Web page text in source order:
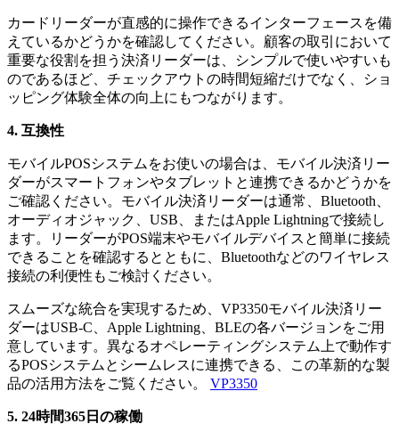
カードリーダーが直感的に操作できるインターフェースを備
えているかどうかを確認してください。顧客の取引において
重要な役割を担う決済リーダーは、シンプルで使いやすいも
のであるほど、チェックアウトの時間短縮だけでなく、ショ
ッピング体験全体の向上にもつながります。
4. 互換性
モバイルPOSシステムをお使いの場合は、モバイル決済リー
ダーがスマートフォンやタブレットと連携できるかどうかを
ご確認ください。モバイル決済リーダーは通常、Bluetooth、
オーディオジャック、USB、またはApple Lightningで接続し
ます。リーダーがPOS端末やモバイルデバイスと簡単に接続
できることを確認するとともに、Bluetoothなどのワイヤレス
接続の利便性もご検討ください。
スムーズな統合を実現するため、VP3350モバイル決済リー
ダーはUSB-C、Apple Lightning、BLEの各バージョンをご用
意しています。異なるオペレーティングシステム上で動作す
るPOSシステムとシームレスに連携できる、この革新的な製
品の活用方法をご覧ください。 VP3350
5. 24時間365日の稼働